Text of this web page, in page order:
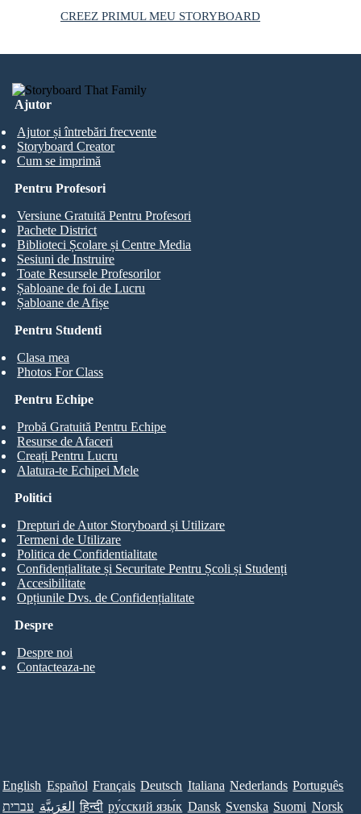
CREEZ PRIMUL MEU STORYBOARD
Ajutor
Ajutor și întrebări frecvente
Storyboard Creator
Cum se imprimă
Pentru Studenti
Clasa mea
Photos For Class
Pentru Profesori
Versiune Gratuită Pentru Profesori
Pachete District
Biblioteci Școlare și Centre Media
Sesiuni de Instruire
Toate Resursele Profesorilor
Șabloane de foi de Lucru
Șabloane de Afișe
Pentru Echipe
Probă Gratuită Pentru Echipe
Resurse de Afaceri
Creați Pentru Lucru
Alatura-te Echipei Mele
Despre
Despre noi
Contacteaza-ne
Politici
Drepturi de Autor Storyboard și Utilizare
Termeni de Utilizare
Politica de Confidentialitate
Confidențialitate și Securitate Pentru Școli și Studenți
Accesibilitate
Opțiunile Dvs. de Confidențialitate
English Español Français Deutsch Italiana Nederlands Português
עברית العَرَبِيَّة हिन्दी ру́сский язы́к Dansk Svenska Suomi Norsk